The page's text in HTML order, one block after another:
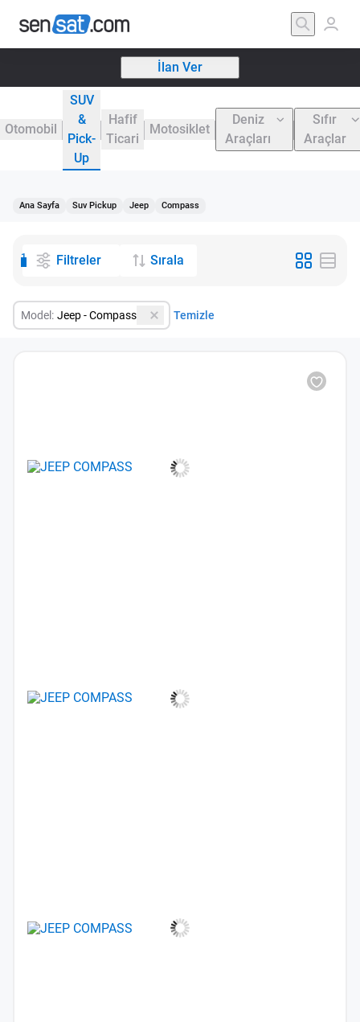
İlan Ver
Otomobil
SUV
&
Pick-
Up
Hafif
Ticari
Motosiklet
Deniz
Araçları
Sıfır
Araçlar
Ana Sayfa Suv Pickup Jeep Compass
Model: Jeep - Compass Temizle
Filtreler
1 Sırala